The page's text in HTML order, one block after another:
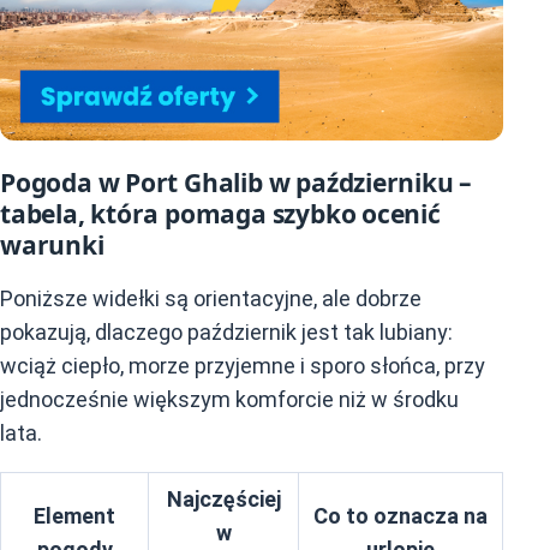
Pogoda w Port Ghalib w październiku –
tabela, która pomaga szybko ocenić
warunki
Poniższe widełki są orientacyjne, ale dobrze
pokazują, dlaczego październik jest tak lubiany:
wciąż ciepło, morze przyjemne i sporo słońca, przy
jednocześnie większym komforcie niż w środku
lata.
Element
Najczęściej
w
Co to oznacza na